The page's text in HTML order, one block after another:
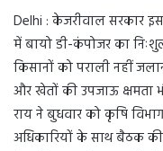
Delhi : केजरीवाल सरकार
में बायो डी-कंपोजर का
किसानों को पराली नहीं
और खेतों की उपजाऊ क्षमता
राय ने बुधवार को कृषि
अधिकारियों के साथ बैठक